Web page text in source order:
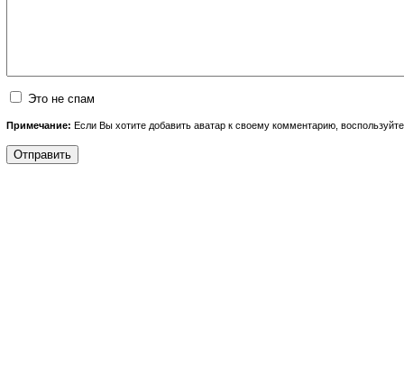
Это не спам
Примечание: Если Вы хотите добавить аватар к своему комментарию,